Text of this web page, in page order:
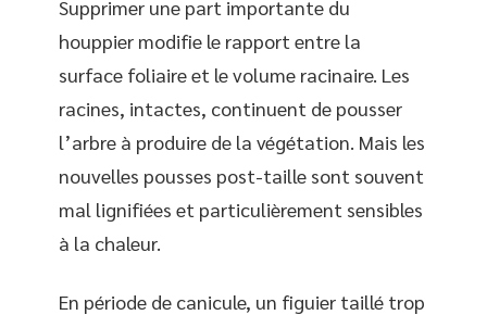
Supprimer une part importante du
houppier modifie le rapport entre la
surface foliaire et le volume racinaire. Les
racines, intactes, continuent de pousser
l’arbre à produire de la végétation. Mais les
nouvelles pousses post-taille sont souvent
mal lignifiées et particulièrement sensibles
à la chaleur.
En période de canicule, un figuier taillé trop